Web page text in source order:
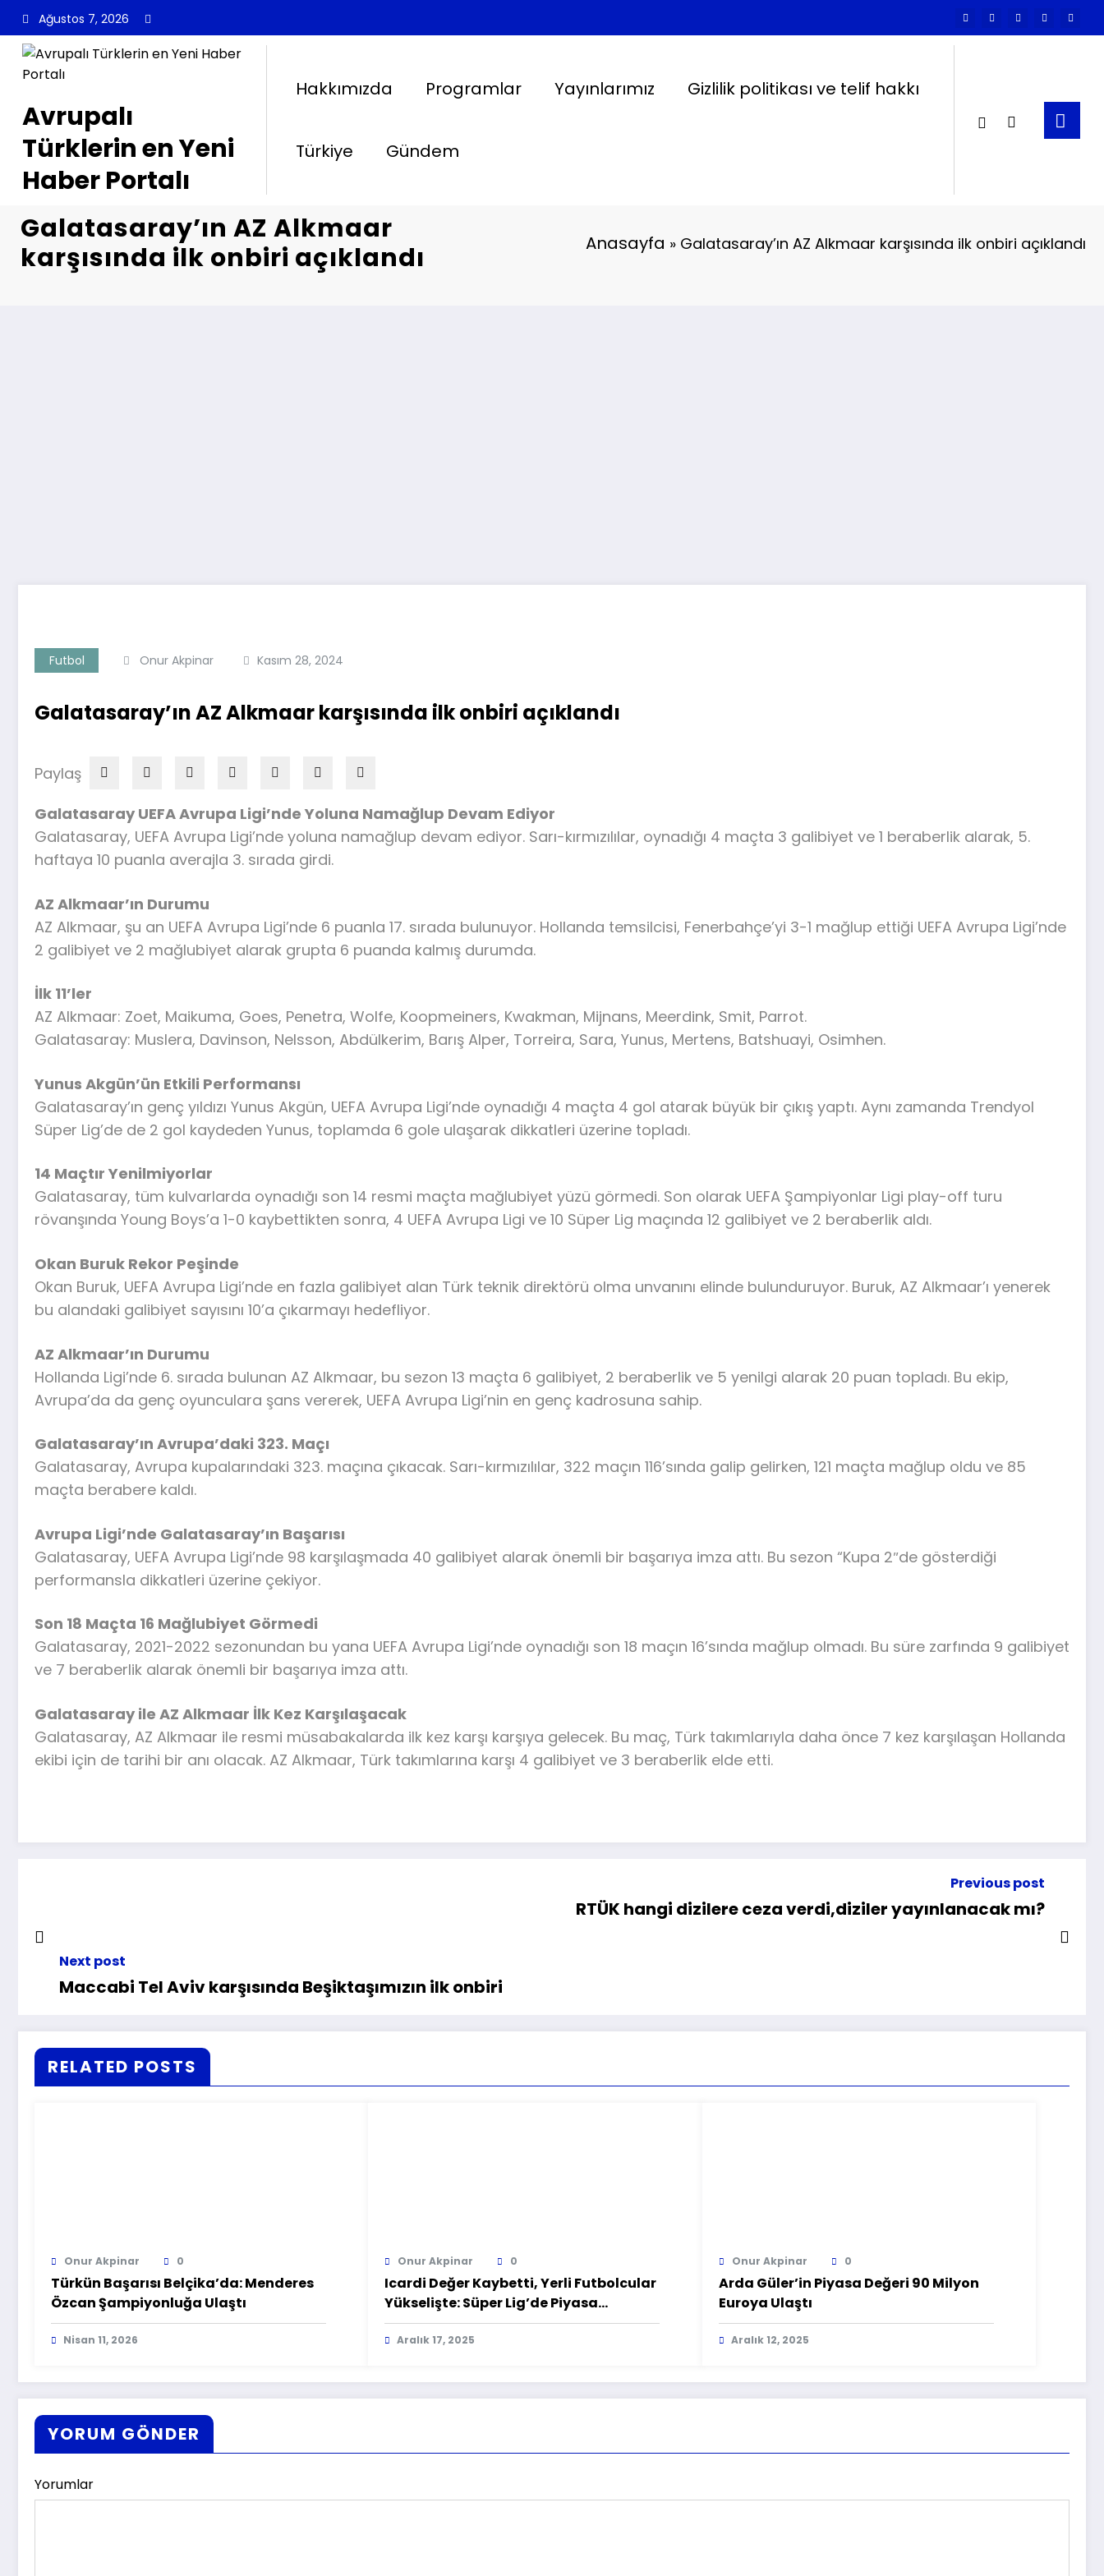
Ağustos 7, 2026
Avrupalı
Türklerin en Yeni
Haber Portalı
Hakkımızda Programlar Yayınlarımız Gizlilik politikası ve telif hakkı
Türkiye Gündem
Galatasaray’ın AZ Alkmaar
karşısında ilk onbiri açıklandı
Anasayfa » Galatasaray’ın AZ Alkmaar karşısında ilk onbiri açıklandı
Futbol Onur Akpinar Kasım 28, 2024
Galatasaray’ın AZ Alkmaar karşısında ilk onbiri açıklandı
Paylaş
Galatasaray UEFA Avrupa Ligi’nde Yoluna Namağlup Devam Ediyor
Galatasaray, UEFA Avrupa Ligi’nde yoluna namağlup devam ediyor. Sarı-kırmızılılar, oynadığı 4 maçta 3 galibiyet ve 1 beraberlik alarak, 5.
haftaya 10 puanla averajla 3. sırada girdi.
AZ Alkmaar’ın Durumu
AZ Alkmaar, şu an UEFA Avrupa Ligi’nde 6 puanla 17. sırada bulunuyor. Hollanda temsilcisi, Fenerbahçe’yi 3-1 mağlup ettiği UEFA Avrupa Ligi’nde
2 galibiyet ve 2 mağlubiyet alarak grupta 6 puanda kalmış durumda.
İlk 11’ler
AZ Alkmaar: Zoet, Maikuma, Goes, Penetra, Wolfe, Koopmeiners, Kwakman, Mijnans, Meerdink, Smit, Parrot.
Galatasaray: Muslera, Davinson, Nelsson, Abdülkerim, Barış Alper, Torreira, Sara, Yunus, Mertens, Batshuayi, Osimhen.
Yunus Akgün’ün Etkili Performansı
Galatasaray’ın genç yıldızı Yunus Akgün, UEFA Avrupa Ligi’nde oynadığı 4 maçta 4 gol atarak büyük bir çıkış yaptı. Aynı zamanda Trendyol
Süper Lig’de de 2 gol kaydeden Yunus, toplamda 6 gole ulaşarak dikkatleri üzerine topladı.
14 Maçtır Yenilmiyorlar
Galatasaray, tüm kulvarlarda oynadığı son 14 resmi maçta mağlubiyet yüzü görmedi. Son olarak UEFA Şampiyonlar Ligi play-off turu
rövanşında Young Boys’a 1-0 kaybettikten sonra, 4 UEFA Avrupa Ligi ve 10 Süper Lig maçında 12 galibiyet ve 2 beraberlik aldı.
Okan Buruk Rekor Peşinde
Okan Buruk, UEFA Avrupa Ligi’nde en fazla galibiyet alan Türk teknik direktörü olma unvanını elinde bulunduruyor. Buruk, AZ Alkmaar’ı yenerek
bu alandaki galibiyet sayısını 10’a çıkarmayı hedefliyor.
AZ Alkmaar’ın Durumu
Hollanda Ligi’nde 6. sırada bulunan AZ Alkmaar, bu sezon 13 maçta 6 galibiyet, 2 beraberlik ve 5 yenilgi alarak 20 puan topladı. Bu ekip,
Avrupa’da da genç oyunculara şans vererek, UEFA Avrupa Ligi’nin en genç kadrosuna sahip.
Galatasaray’ın Avrupa’daki 323. Maçı
Galatasaray, Avrupa kupalarındaki 323. maçına çıkacak. Sarı-kırmızılılar, 322 maçın 116’sında galip gelirken, 121 maçta mağlup oldu ve 85
maçta berabere kaldı.
Avrupa Ligi’nde Galatasaray’ın Başarısı
Galatasaray, UEFA Avrupa Ligi’nde 98 karşılaşmada 40 galibiyet alarak önemli bir başarıya imza attı. Bu sezon “Kupa 2″de gösterdiği
performansla dikkatleri üzerine çekiyor.
Son 18 Maçta 16 Mağlubiyet Görmedi
Galatasaray, 2021-2022 sezonundan bu yana UEFA Avrupa Ligi’nde oynadığı son 18 maçın 16’sında mağlup olmadı. Bu süre zarfında 9 galibiyet
ve 7 beraberlik alarak önemli bir başarıya imza attı.
Galatasaray ile AZ Alkmaar İlk Kez Karşılaşacak
Galatasaray, AZ Alkmaar ile resmi müsabakalarda ilk kez karşı karşıya gelecek. Bu maç, Türk takımlarıyla daha önce 7 kez karşılaşan Hollanda
ekibi için de tarihi bir anı olacak. AZ Alkmaar, Türk takımlarına karşı 4 galibiyet ve 3 beraberlik elde etti.
Previous post
RTÜK hangi dizilere ceza verdi,diziler yayınlanacak mı?
Next post
Maccabi Tel Aviv karşısında Beşiktaşımızın ilk onbiri
RELATED POSTS
Onur Akpinar 0
Türkün Başarısı Belçika’da: Menderes
Özcan Şampiyonluğa Ulaştı
Nisan 11, 2026
Onur Akpinar 0
Icardi Değer Kaybetti, Yerli Futbolcular
Yükselişte: Süper Lig’de Piyasa
Değerleri Güncellendi
Aralık 17, 2025
Onur Akpinar 0
Arda Güler’in Piyasa Değeri 90 Milyon
Euroya Ulaştı
Aralık 12, 2025
YORUM GÖNDER
Yorumlar